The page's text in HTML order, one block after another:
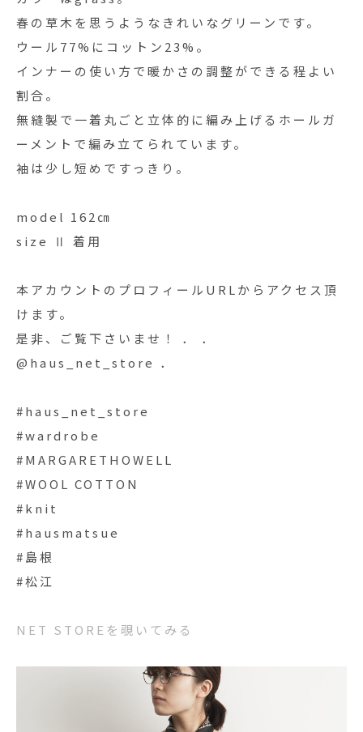
春の草木を思うようなきれいなグリーンです。
ウール77%にコットン23%。
インナーの使い方で暖かさの調整ができる程よい
割合。
無縫製で一着丸ごと立体的に編み上げるホールガ
ーメントで編み立てられています。
袖は少し短めですっきり。
model 162㎝
size Ⅱ 着用
本アカウントのプロフィールURLからアクセス頂
けます。
是非、ご覧下さいませ！ ． ．
@haus_net_store ．
#haus_net_store
#wardrobe
#MARGARETHOWELL
#WOOL COTTON
#knit
#hausmatsue
#島根
#松江
NET STOREを覗いてみる